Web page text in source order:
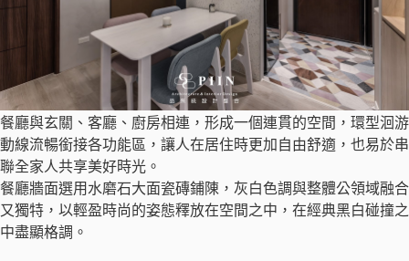
餐廳與玄關、客廳、廚房相連，形成一個連貫的空間，環型洄游
動線流暢銜接各功能區，讓人在居住時更加自由舒適，也易於串
聯全家人共享美好時光。
餐廳牆面選用水磨石大面瓷磚鋪陳，灰白色調與整體公領域融合
又獨特，以輕盈時尚的姿態釋放在空間之中，在經典黑白碰撞之
中盡顯格調。